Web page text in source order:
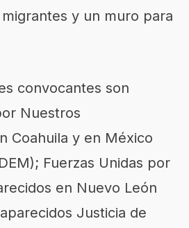
y un muro para
convocantes son
Nuestros
Coahuila y en México
Fuerzas Unidas por
en Nuevo León
Justicia de